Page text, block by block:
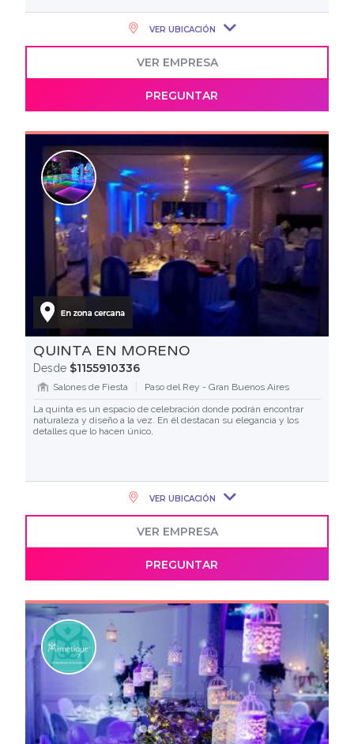
VER UBICACIÓN
VER EMPRESA
PREGUNTAR
QUINTA EN MORENO
Desde $1155910336
Salones de Fiesta
Paso del Rey - Gran Buenos Aires
La quinta es un espacio de celebración donde podrán encontrar
naturaleza y diseño a la vez. En él destacan su elegancia y los
detalles que lo hacen único,
VER UBICACIÓN
VER EMPRESA
PREGUNTAR